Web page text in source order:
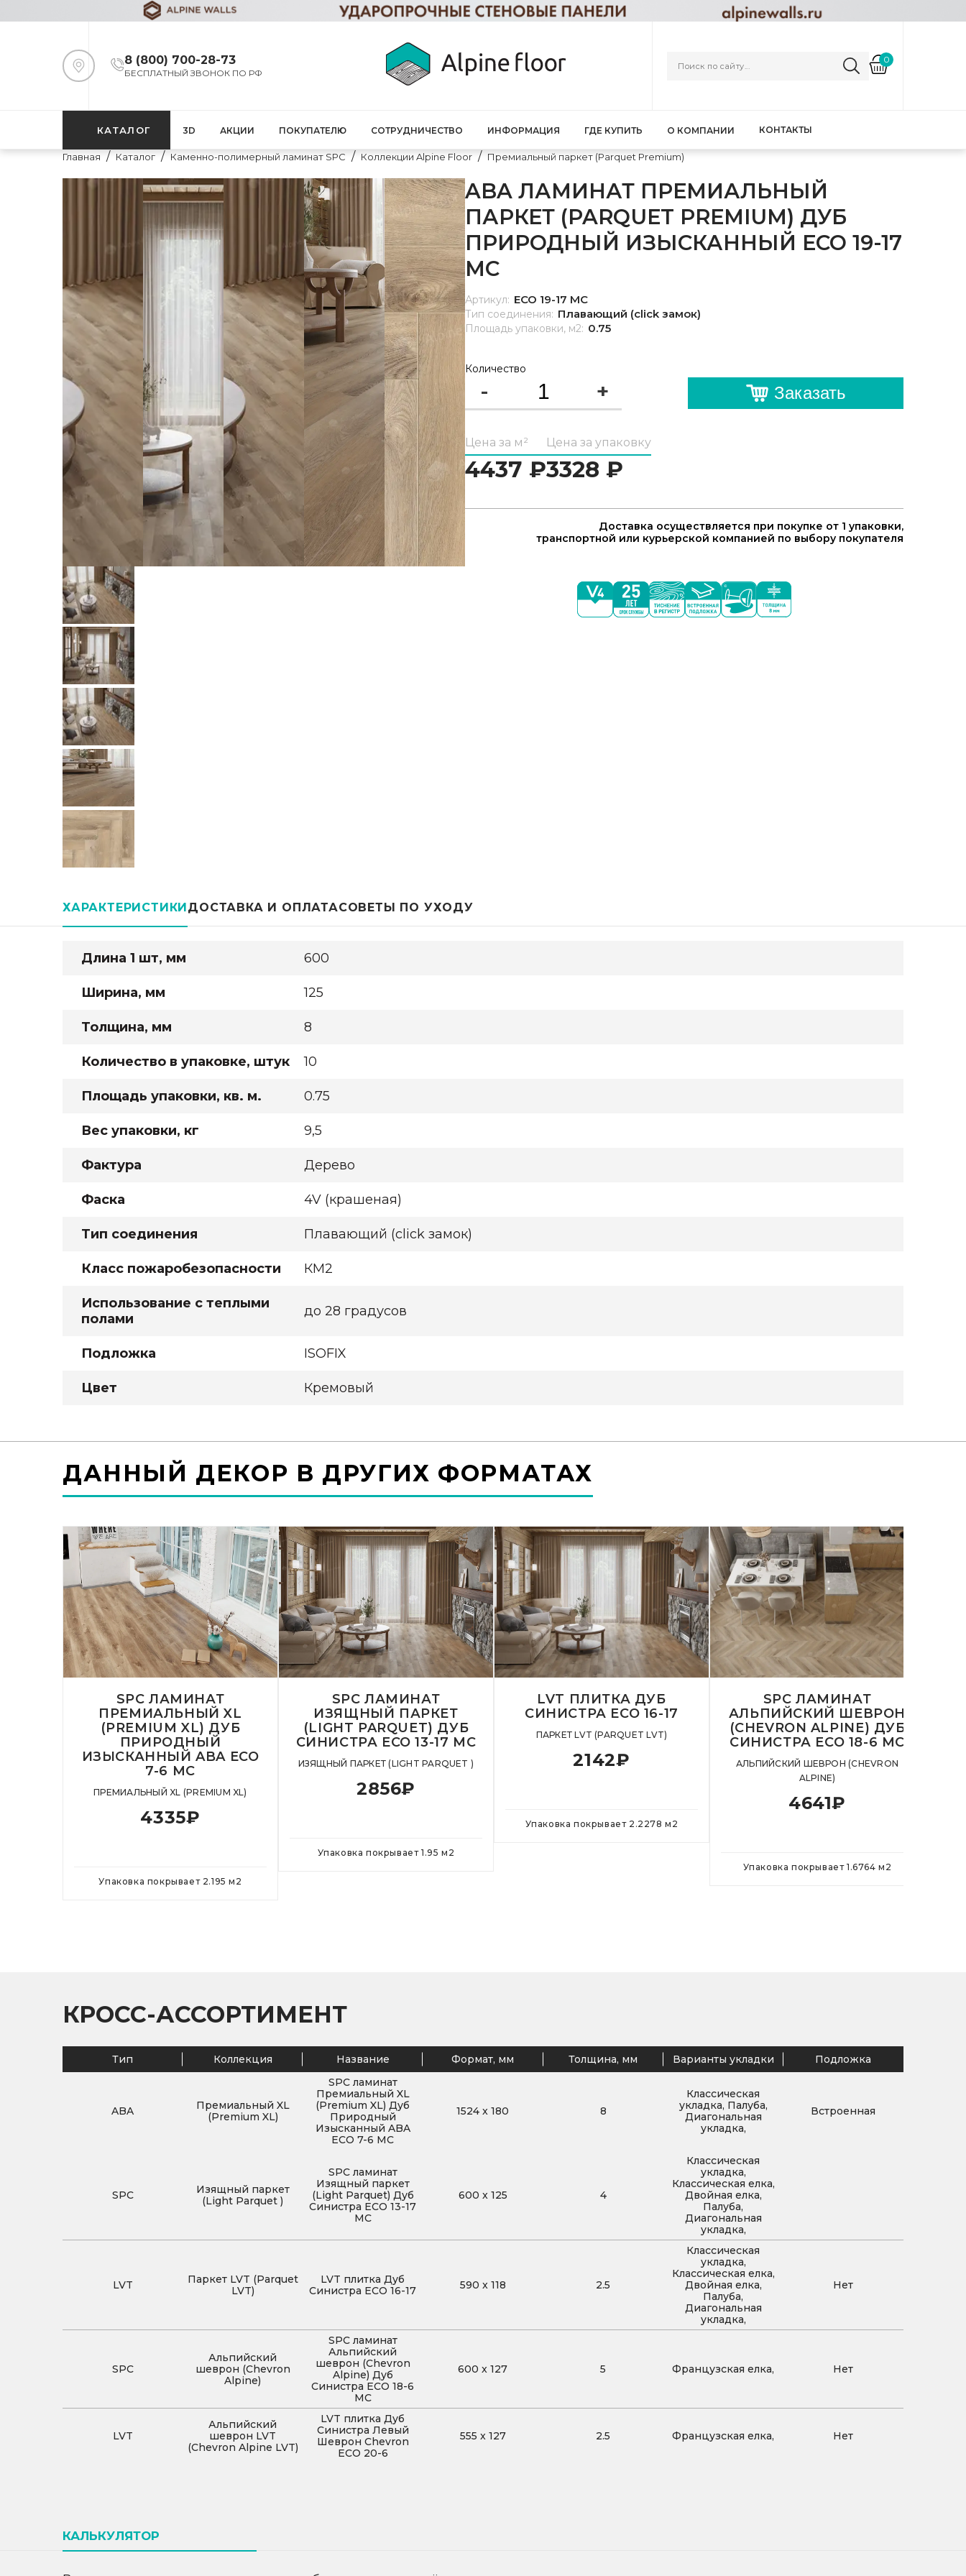
8 (800) 700-28-73
БЕСПЛАТНЫЙ ЗВОНОК ПО РФ
0
КАТАЛОГ 3D АКЦИИ ПОКУПАТЕЛЮ СОТРУДНИЧЕСТВО ИНФОРМАЦИЯ ГДЕ КУПИТЬ О КОМПАНИИ КОНТАКТЫ
Главная Каталог Каменно-полимерный ламинат SPC Коллекции Alpine Floor Премиальный паркет (Parquet Premium)
ABA ЛАМИНАТ ПРЕМИАЛЬНЫЙ
ПАРКЕТ (PARQUET PREMIUM) ДУБ
ПРИРОДНЫЙ ИЗЫСКАННЫЙ ECO 19-17
MC
Артикул: ECO 19-17 MC
Тип соединения: Плавающий (click замок)
Площадь упаковки, м2: 0.75
Количество
- + Заказать
Цена за м²
4437 ₽
Цена за упаковку
3328 ₽
Доставка осуществляется при покупке от 1 упаковки,
транспортной или курьерской компанией по выбору покупателя
ХАРАКТЕРИСТИКИДОСТАВКА И ОПЛАТАСОВЕТЫ ПО УХОДУ
Длина 1 шт, мм 600
Ширина, мм 125
Толщина, мм 8
Количество в упаковке, штук 10
Площадь упаковки, кв. м. 0.75
Вес упаковки, кг 9,5
Фактура Дерево
Фаска 4V (крашеная)
Тип соединения Плавающий (click замок)
Класс пожаробезопасности КМ2
Использование с теплыми
полами
до 28 градусов
Подложка ISOFIX
Цвет Кремовый
ДАННЫЙ ДЕКОР В ДРУГИХ ФОРМАТАХ
SPC ЛАМИНАТ
ПРЕМИАЛЬНЫЙ XL
(PREMIUM XL) ДУБ
ПРИРОДНЫЙ
ИЗЫСКАННЫЙ ABA ECO
7-6 MC
ПРЕМИАЛЬНЫЙ XL (PREMIUM XL)
4335₽
Упаковка покрывает 2.195 м 2
SPC ЛАМИНАТ
ИЗЯЩНЫЙ ПАРКЕТ
(LIGHT PARQUET) ДУБ
СИНИСТРА ЕСО 13-17 MC
ИЗЯЩНЫЙ ПАРКЕТ (LIGHT PARQUET )
2856₽
Упаковка покрывает1.95 м 2
LVT ПЛИТКА ДУБ
СИНИСТРА ECO 16-17
ПАРКЕТ LVT (PARQUET LVT)
2142₽
Упаковка покрывает 2.2278 м 2
SPC ЛАМИНАТ
АЛЬПИЙСКИЙ ШЕВРОН
(CHEVRON ALPINE) ДУБ
СИНИСТРА ECO 18-6 MC
АЛЬПИЙСКИЙ ШЕВРОН (CHEVRON
ALPINE)
4641₽
Упаковка покрывает 1.6764 м 2
КРОСС-АССОРТИМЕНТ
Тип Коллекция Название Формат, мм Толщина, мм Варианты укладки Подложка
ABA
Премиальный XL
(Premium XL)
SPC ламинат
Премиальный XL
(Premium XL) Дуб
Природный
Изысканный ABA
ECO 7-6 MC
1524 x180 8
Классическая
укладка, Палуба,
Диагональная
укладка,
Встроенная
SPC
Изящный паркет
(Light Parquet )
SPC ламинат
Изящный паркет
(Light Parquet) Дуб
Синистра ЕСО 13-17
MC
600 x 125 4
Классическая
укладка,
Классическая елка,
Двойная елка,
Палуба,
Диагональная
укладка,
LVT
Паркет LVT (Parquet
LVT)
LVT плитка Дуб
Синистра ECO 16-17
590 x 118 2.5
Классическая
укладка,
Классическая елка,
Двойная елка,
Палуба,
Диагональная
укладка,
Нет
SPC
Альпийский
шеврон (Chevron
Alpine)
SPC ламинат
Альпийский
шеврон (Chevron
Alpine) Дуб
Синистра ECO 18-6
MC
600 x127 5 Французская елка, Нет
LVT
Альпийский
шеврон LVT
(Chevron Alpine LVT)
LVT плитка Дуб
Синистра Левый
Шеврон Chevron
ECO 20-6
555 x 127 2.5 Французская елка, Нет
КАЛЬКУЛЯТОР